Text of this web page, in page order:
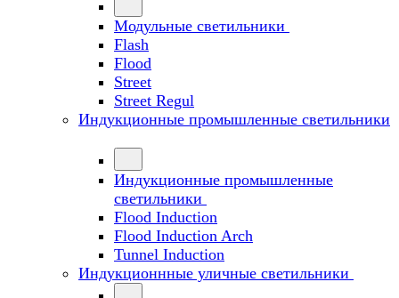
Модульные светильники
Flash
Flood
Street
Street Regul
Индукционные промышленные светильники
Индукционные промышленные
светильники
Flood Induction
Flood Induction Arch
Tunnel Induction
Индукционнные уличные светильники